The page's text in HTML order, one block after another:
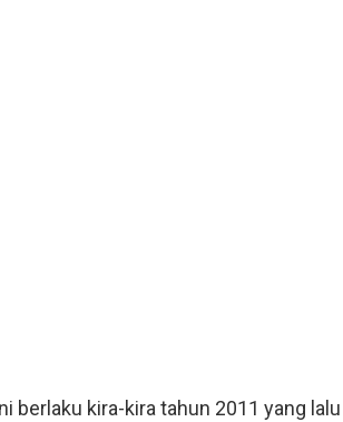
berlaku kira-kira tahun 2011 yang lalu